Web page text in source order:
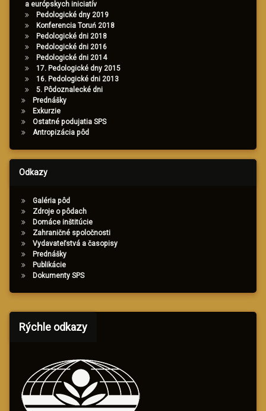
a európskych iniciatív
Pedologické dny 2019
Konferencia Toruń 2018
Pedologické dni 2018
Pedologické dni 2016
Pedologické dni 2014
17. Pedologické dny 2015
16. Pedologické dni 2013
5. Pôdoznalecké dni
Prednášky
Exkurzie
Ostatné podujatia SPS
Antropizácia pôd
Odkazy
Galéria pôd
Zdroje o pôdach
Domáce inštitúcie
Zahraničné spoločnosti
Vydavateľstvá a časopisy
Prednášky
Publikácie
Dokumenty SPS
Rýchle odkazy